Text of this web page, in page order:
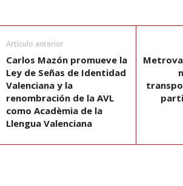
Artículo anterior
Carlos Mazón promueve la
Ley de Señas de Identidad
Valenciana y la
renombración de la AVL
como Acadèmia de la
Llengua Valenciana